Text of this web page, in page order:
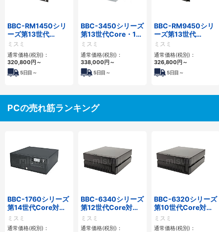
BBC-RM1450シリ
ーズ第13世代
Core・12世代
Celeron対応ラック
マウント4PCIe
ミスミ
通常価格(税別)：
320,800円～
5日目～
BBC-3450シリーズ
第13世代Core・12
世代Celeron対応フ
ロアマウント4PCIe
ミスミ
通常価格(税別)：
338,000円～
5日目～
BBC-RM9450シリ
ーズ第13世代
Core・12世代
Celeron対応ラック
マウント4PCIe
ミスミ
通常価格(税別)：
326,800円～
5日目～
PCの売れ筋ランキング
BBC-1760シリーズ
第14世代Core対応
小型フロアマウント
3PCIe
ミスミ
通常価格(税別)：
BBC-6340シリーズ
第12世代Core対応
小型フロアマウント
PC2PCI/2PCIe
ミスミ
通常価格(税別)：
BBC-6320シリーズ
第10世代Core対応
小型フロアマウント
FAPC 2PCI・2PCIe
ミスミ
通常価格(税別)：